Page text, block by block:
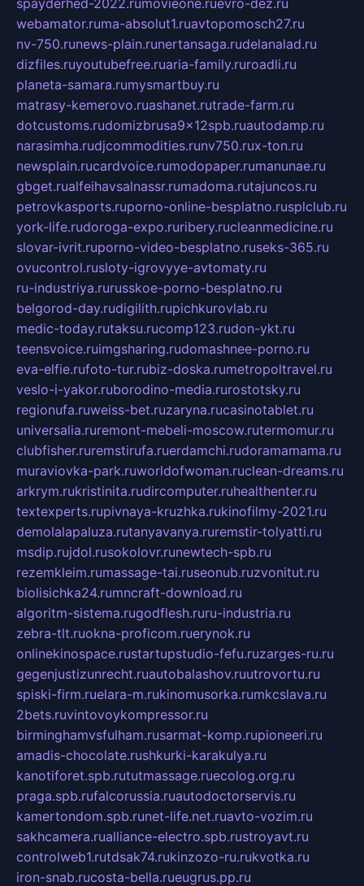
webamator.ruma-absolut1.ruavtopomosch27.ru
nv-750.runews-plain.runertansaga.rudelanalad.ru
dizfiles.ruyoutubefree.ruaria-family.ruroadli.ru
planeta-samara.rumysmartbuy.ru
matrasy-kemerovo.ruashanet.rutrade-farm.ru
dotcustoms.rudomizbrusa9x12spb.ruautodamp.ru
narasimha.rudjcommodities.runv750.rux-ton.ru
newsplain.rucardvoice.rumodopaper.rumanunae.ru
gbget.rualfeihavsalnassr.rumadoma.rutajuncos.ru
petrovkasports.ruporno-online-besplatno.rusplclub.ru
york-life.rudoroga-expo.ruribery.rucleanmedicine.ru
slovar-ivrit.ruporno-video-besplatno.ruseks-365.ru
ovucontrol.rusloty-igrovyye-avtomaty.ru
ru-industriya.rurusskoe-porno-besplatno.ru
belgorod-day.rudigilith.rupichkurovlab.ru
medic-today.rutaksu.rucomp123.rudon-ykt.ru
teensvoice.ruimgsharing.rudomashnee-porno.ru
eva-elfie.rufoto-tur.rubiz-doska.rumetropoltravel.ru
veslo-i-yakor.ruborodino-media.rurostotsky.ru
regionufa.ruweiss-bet.ruzaryna.rucasinotablet.ru
universalia.ruremont-mebeli-moscow.rutermomur.ru
clubfisher.ruremstirufa.ruerdamchi.rudoramamama.ru
muraviovka-park.ruworldofwoman.ruclean-dreams.ru
arkrym.rukristinita.rudircomputer.ruhealthenter.ru
textexperts.rupivnaya-kruzhka.rukinofilmy-2021.ru
demolalapaluza.rutanyavanya.ruremstir-tolyatti.ru
msdip.rujdol.rusokolovr.runewtech-spb.ru
rezemkleim.rumassage-tai.ruseonub.ruzvonitut.ru
biolisichka24.rumncraft-download.ru
algoritm-sistema.rugodflesh.ruru-industria.ru
zebra-tlt.ruokna-proficom.ruerynok.ru
onlinekinospace.rustartupstudio-fefu.ruzarges-ru.ru
gegenjustizunrecht.ruautobalashov.ruutrovortu.ru
spiski-firm.ruelara-m.rukinomusorka.rumkcslava.ru
2bets.ruvintovoykompressor.ru
birminghamvsfulham.rusarmat-komp.rupioneeri.ru
amadis-chocolate.rushkurki-karakulya.ru
kanotiforet.spb.rututmassage.ruecolog.org.ru
praga.spb.rufalcorussia.ruautodoctorservis.ru
kamertondom.spb.runet-life.net.ruavto-vozim.ru
sakhcamera.rualliance-electro.spb.rustroyavt.ru
controlweb1.rutdsak74.rukinzozo-ru.rukvotka.ru
iron-snab.rucosta-bella.rueugrus.pp.ru